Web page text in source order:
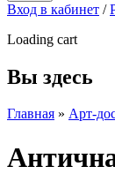
Вход в кабинет /
Loading cart
Вы здесь
Главная » Арт-